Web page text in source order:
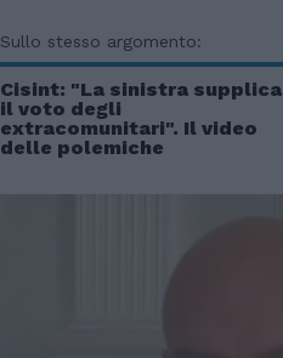
Sullo stesso argomento:
Cisint: "La sinistra supplica
il voto degli
extracomunitari". Il video
delle polemiche